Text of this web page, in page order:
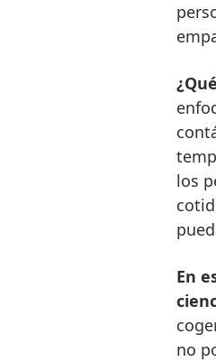
los
En
no